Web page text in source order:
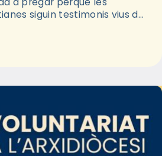
siguin testimonis vius de